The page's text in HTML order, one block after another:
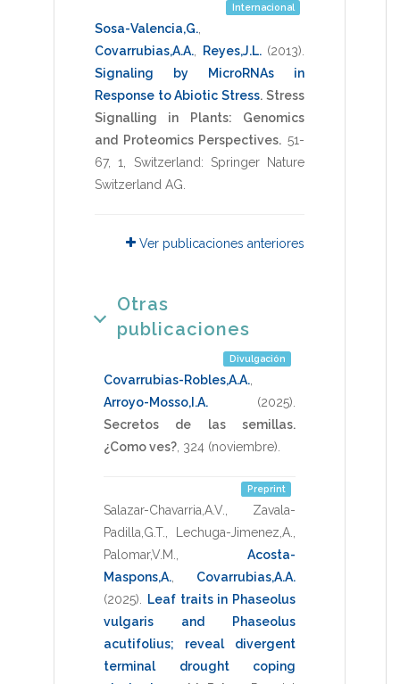
Internacional
Sosa-Valencia,G.
Covarrubias,A.A.
Reyes,J.L. (2013)
Signaling by MicroRNAs in
Response to Abiotic Stress. Stress
Signalling in Plants: Genomics
and Proteomics Perspectives. 51-
67,1
Switzerland: Springer Nature
Switzerland AG
Ver publicaciones anteriores
Otras
publicaciones
Divulgación
Covarrubias-Robles,A.A.
Arroyo-Mosso,I.A.
(2025)
Secretos de las semillas.
¿Como ves? 324 (noviembre).
Preprint
Salazar-Chavarria,A.V.
Zavala-
Padilla,G.T.
Lechuga-Jimenez,A.
Palomar,V.M.
Acosta-
Maspons,A.
Covarrubias,A.A.
(2025)
Leaf traits in Phaseolus
vulgaris and Phaseolus
acutifolius; reveal divergent
terminal drought coping